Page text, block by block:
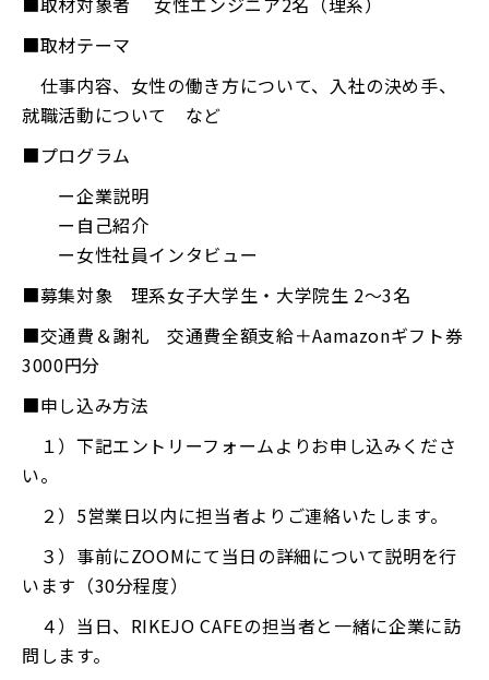
■取材テーマ
仕事内容、女性の働き方について、入社の決め手、
就職活動について など
■プログラム
ー企業説明
ー自己紹介
ー女性社員インタビュー
■募集対象 理系女子大学生・大学院生 2～3名
■交通費＆謝礼交通費全額支給＋Aamazonギフト券
3000円分
■申し込み方法
１）下記エントリーフォームよりお申し込みくださ
い。
２）5営業日以内に担当者よりご連絡いたします。
３）事前にZOOMにて当日の詳細について説明を行
います（30分程度）
４）当日、RIKEJO CAFEの担当者と一緒に企業に訪
問します。